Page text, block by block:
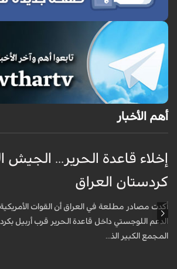
أهم الأخبار
إخلاء قاعدة الحرير... الجيش
كردستان العراق
أكدت مصادر مطلعة في العراق أن القوات الأمريكية
الدعم اللوجستي داخل قاعدة الحرير قرب أربيل
المجمع الكبير الذ...